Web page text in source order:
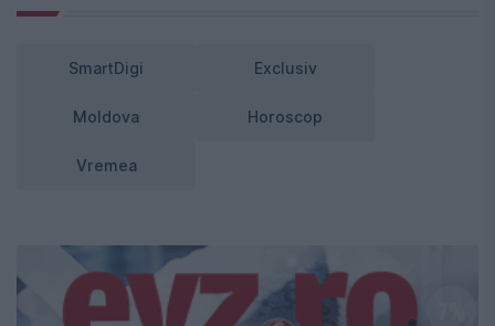
SmartDigi Exclusiv
Moldova Horoscop
Vremea